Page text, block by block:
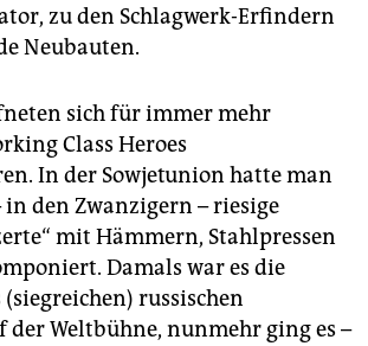
zu den Schlagwerk-Erfindern
Neubauten.
sich für immer mehr
Class Heroes
In der Sowjetunion hatte man
in den Zwanzigern – riesige
mit Hämmern, Stahlpressen
Damals war es die
russischen
der Weltbühne, nunmehr ging es –